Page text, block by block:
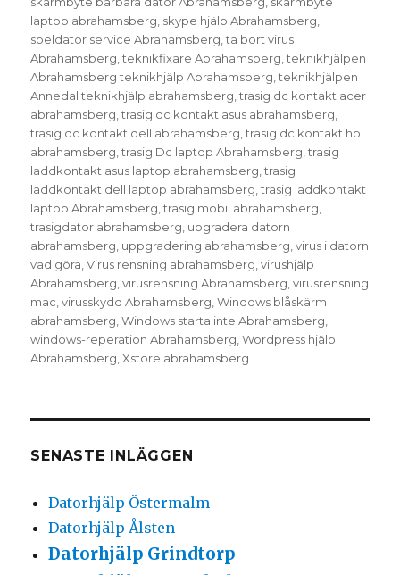
laptop abrahamsberg skype hjälp Abrahamsberg
speldator service Abrahamsberg ,ta bort virus
Abrahamsberg ,teknikfixare Abrahamsberg ,teknikhjälpen
Abrahamsberg teknikhjälp Abrahamsberg ,teknikhjälpen
Annedal teknikhjälp abrahamsberg ,trasig dc kontakt acer
abrahamsberg ,trasig dc kontakt asus abrahamsberg
trasig dc kontakt dell abrahamsberg ,trasig dc kontakt hp
abrahamsberg ,trasig Dc laptop Abrahamsberg ,trasig
laddkontakt asus laptop abrahamsberg ,trasig
laddkontakt dell laptop abrahamsberg ,trasig laddkontakt
laptop Abrahamsberg ,trasig mobil abrahamsberg
trasigdator abrahamsberg upgradera datorn
abrahamsberg uppgradering abrahamsberg ,virus i datorn
vad göra ,Virus rensning abrahamsberg ,virushjälp
Abrahamsberg ,virusrensning Abrahamsberg ,virusrensning
mac ,virusskydd Abrahamsberg ,Windows blåskärm
abrahamsberg ,Windows starta inte Abrahamsberg
windows-reperation Abrahamsberg ,Wordpress hjälp
Abrahamsberg ,Xstore abrahamsberg
SENASTE INLÄGGEN
Datorhjälp Östermalm
Datorhjälp Ålsten
Datorhjälp Grindtorp